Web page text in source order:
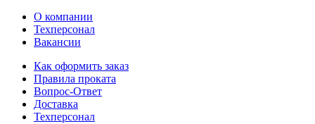
О компании
Техперсонал
Вакансии
Как оформить заказ
Правила проката
Вопрос-Ответ
Доставка
Техперсонал